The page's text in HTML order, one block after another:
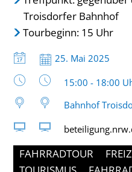
Troisdorfer Bahnhof
Tourbeginn: 15 Uhr
Datum:
25. Mai 2025
Uhrzeit:
15:00 - 18:00
Bahnhof
FAHRRADTOUR